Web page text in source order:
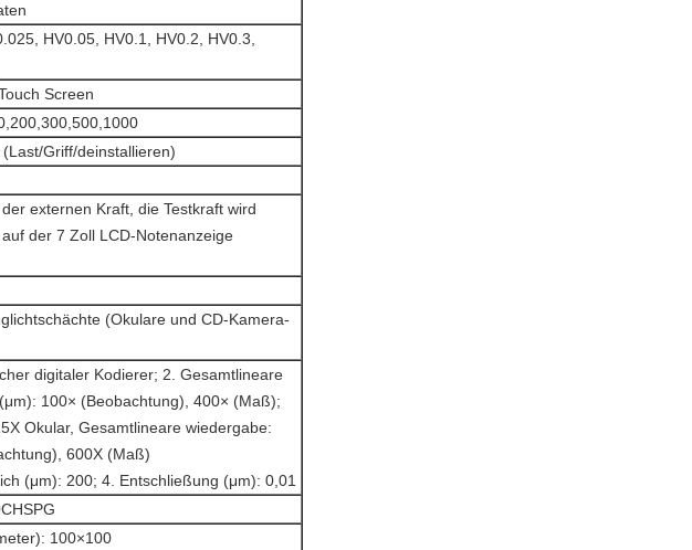
HV0.05, HV0.1, HV0.2, HV0.3,
Screen
Griff/deinstallieren)
externen Kraft, die Testkraft wird
der 7 Zoll LCD-Notenanzeige
(Okulare und CD-Kamera-
digitaler Kodierer; 2. Gesamtlineare
100× (Beobachtung), 400× (Maß);
Okular, Gesamtlineare wiedergabe:
600X (Maß)
(μm): 200; 4. Entschließung (μm): 0,01
100×100